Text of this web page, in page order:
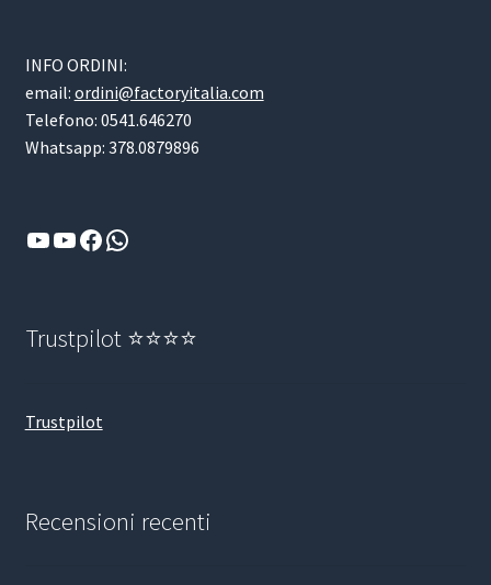
INFO ORDINI:
email: ordini@factoryitalia.com
Telefono: 0541.646270
Whatsapp: 378.0879896
YouTube
YouTube
Facebook
WhatsApp
Trustpilot ⭐⭐⭐⭐
Trustpilot
Recensioni recenti